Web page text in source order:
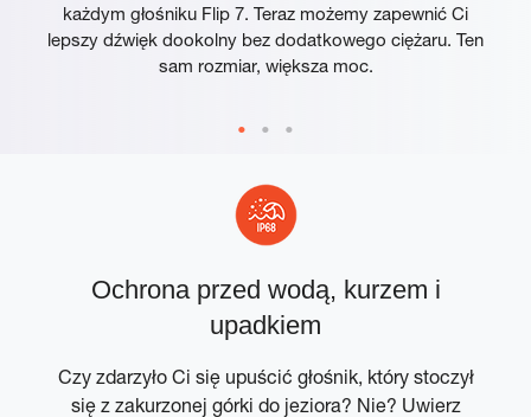
każdym głośniku Flip 7. Teraz możemy zapewnić Ci
lepszy dźwięk dookolny bez dodatkowego ciężaru. Ten
sam rozmiar, większa moc.
Ochrona przed wodą, kurzem i
upadkiem
Czy zdarzyło Ci się upuścić głośnik, który stoczył
się z zakurzonej górki do jeziora? Nie? Uwierz